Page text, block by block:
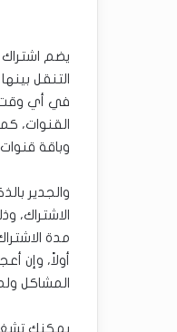
في أي وقت
وباقة قنوات Sport بدقة عالية، وباقة قنوات روتانا، وغيرها من الباقات السورية والخليجية واللبنانية والأجنبية.
الاشتراك،
مدة
أولاً، وإن
المشاكل